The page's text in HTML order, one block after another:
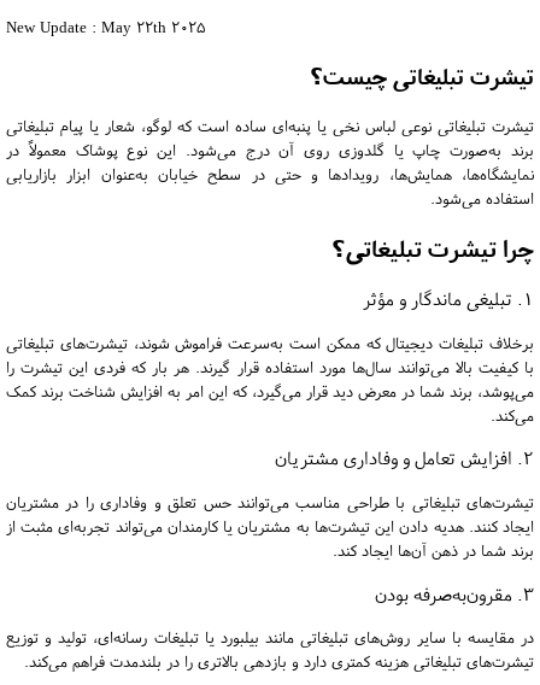
New Update : May 22th 2025
تیشرت تبلیغاتی چیست؟
تیشرت تبلیغاتی نوعی لباس نخی یا پنبه‌ای ساده است که لوگو، شعار یا پیام تبلیغاتی
برند به‌صورت چاپ یا گلدوزی روی آن درج می‌شود. این نوع پوشاک معمولاً در
نمایشگاه‌ها، همایش‌ها، رویدادها و حتی در سطح خیابان به‌عنوان ابزار بازاریابی
استفاده می‌شود.
چرا تیشرت تبلیغاتی؟
1. تبلیغی ماندگار و مؤثر
برخلاف تبلیغات دیجیتال که ممکن است به‌سرعت فراموش شوند، تیشرت‌های تبلیغاتی
با کیفیت بالا می‌توانند سال‌ها مورد استفاده قرار گیرند. هر بار که فردی این تیشرت را
می‌پوشد، برند شما در معرض دید قرار می‌گیرد، که این امر به افزایش شناخت برند کمک
می‌کند.
2. افزایش تعامل و وفاداری مشتریان
تیشرت‌های تبلیغاتی با طراحی مناسب می‌توانند حس تعلق و وفاداری را در مشتریان
ایجاد کنند. هدیه دادن این تیشرت‌ها به مشتریان یا کارمندان می‌تواند تجربه‌ای مثبت از
برند شما در ذهن آن‌ها ایجاد کند.
3. مقرون‌به‌صرفه بودن
در مقایسه با سایر روش‌های تبلیغاتی مانند بیلبورد یا تبلیغات رسانه‌ای، تولید و توزیع
تیشرت‌های تبلیغاتی هزینه کمتری دارد و بازدهی بالاتری را در بلندمدت فراهم می‌کند.